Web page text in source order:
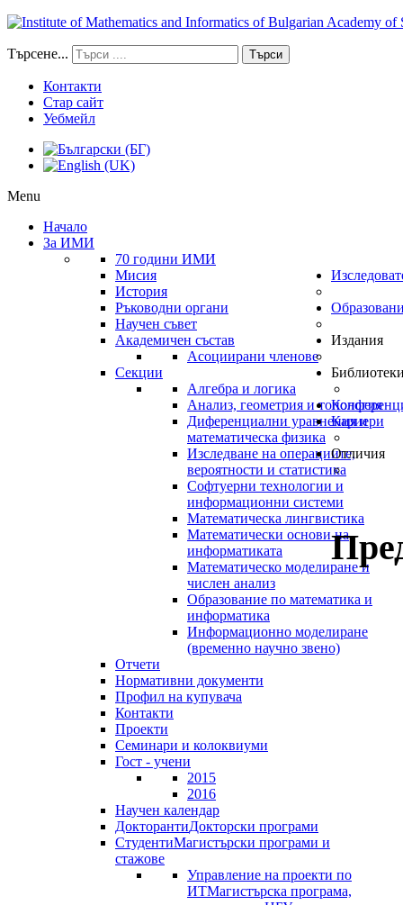
Търсене... Търси
Контакти
Стар сайт
Уебмейл
Menu
Начало
За ИМИ
70 години ИМИ
Мисия
История
Ръководни органи
Научен съвет
Академичен състав
Асоциирани членове
Секции
Алгебра и логика
Анализ, геометрия и топология
Диференциални уравнения и
математическа физика
Изследване на операциите,
вероятности и статистика
Софтуерни технологии и
информационни системи
Математическа лингвистика
Математически основи на
информатиката
Математическо моделиране и
числен анализ
Образование по математика и
информатика
Информационно моделиране
(временно научно звено)
Отчети
Нормативни документи
Профил на купувача
Контакти
Проекти
Семинари и колоквиуми
Гост - учени
2015
2016
Научен календар
ДокторантиДокторски програми
СтудентиМагистърски програми и
стажове
Управление на проекти по
ИТМагистърска програма,
Издания
Кариери
Отличия